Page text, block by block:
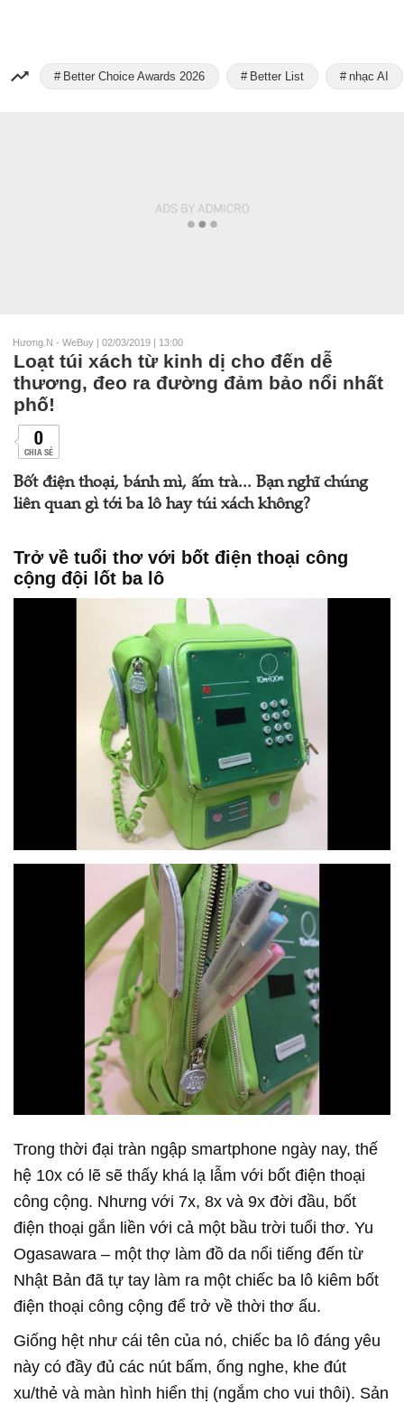
Better Choice Awards 2026 Better List nhạc AI
Hương.N - WeBuy | 02/03/2019 | 13:00
Loạt túi xách từ kinh dị cho đến dễ
thương, đeo ra đường đảm bảo nổi nhất
phố!
0
CHIA SẺ
Bốt điện thoại, bánh mì, ấm trà... Bạn nghĩ chúng
liên quan gì tới ba lô hay túi xách không?
Trở về tuổi thơ với bốt điện thoại công
cộng đội lốt ba lô
Trong thời đại tràn ngập smartphone ngày nay, thế
hệ 10x có lẽ sẽ thấy khá lạ lẫm với bốt điện thoại
công cộng. Nhưng với 7x, 8x và 9x đời đầu, bốt
điện thoại gắn liền với cả một bầu trời tuổi thơ. Yu
Ogasawara – một thợ làm đồ da nổi tiếng đến từ
Nhật Bản đã tự tay làm ra một chiếc ba lô kiêm bốt
điện thoại công cộng để trở về thời thơ ấu.
Giống hệt như cái tên của nó, chiếc ba lô đáng yêu
này có đầy đủ các nút bấm, ống nghe, khe đút
xu/thẻ và màn hình hiển thị (ngắm cho vui thôi). Sản